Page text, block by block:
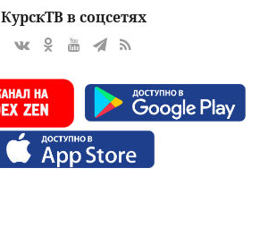
КурскТВ в соцсетях